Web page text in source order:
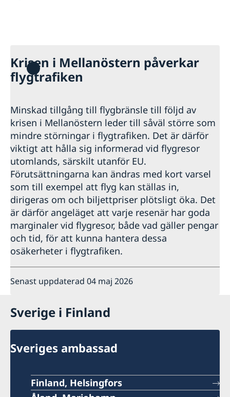
Krisen i Mellanöstern påverkar
flygtrafiken
Minskad tillgång till flygbränsle till följd av
krisen i Mellanöstern leder till såväl större som
mindre störningar i flygtrafiken. Det är därför
viktigt att hålla sig informerad vid flygresor
utomlands, särskilt utanför EU.
Förutsättningarna kan ändras med kort varsel
som till exempel att flyg kan ställas in,
dirigeras om och biljettpriser plötsligt öka. Det
är därför angeläget att varje resenär har goda
marginaler vid flygresor, både vad gäller pengar
och tid, för att kunna hantera dessa
osäkerheter i flygtrafiken.
Senast uppdaterad 04 maj 2026
Sverige i Finland
Sveriges ambassad
Finland, Helsingfors